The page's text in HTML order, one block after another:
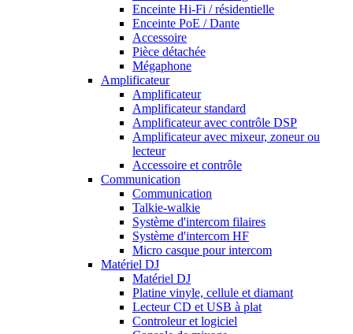
Enceinte Hi-Fi / résidentielle
Enceinte PoE / Dante
Accessoire
Pièce détachée
Mégaphone
Amplificateur
Amplificateur
Amplificateur standard
Amplificateur avec contrôle DSP
Amplificateur avec mixeur, zoneur ou
lecteur
Accessoire et contrôle
Communication
Communication
Talkie-walkie
Système d'intercom filaires
Système d'intercom HF
Micro casque pour intercom
Matériel DJ
Matériel DJ
Platine vinyle, cellule et diamant
Lecteur CD et USB à plat
Controleur et logiciel